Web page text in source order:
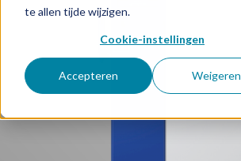
te allen tijde wijzigen.
Cookie-instellingen
Accepteren Weigeren